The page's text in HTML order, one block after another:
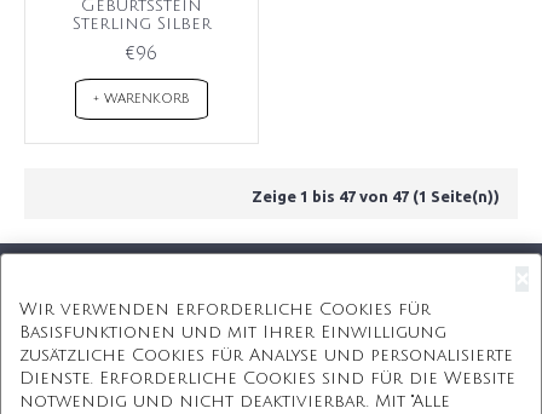
Geburtsstein
Sterling Silber
€96
+ WARENKORB
Zeige 1 bis 47 von 47 (1 Seite(n))
Kostenlose Geschenkbox
Kostenlose Gravur
Wir verwenden erforderliche Cookies für
Basisfunktionen und mit Ihrer Einwilligung
zusätzliche Cookies für Analyse und personalisierte
Dienste. Erforderliche Cookies sind für die Website
notwendig und nicht deaktivierbar. Mit "Alle